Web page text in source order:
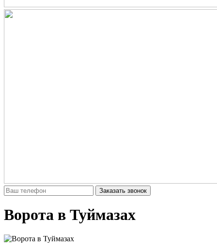
Заказать звонок
Ворота в Туймазах